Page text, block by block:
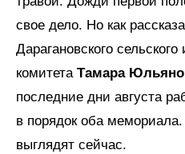
свое дело. Но как
Дарагановского
комитета Тамара
последние дни августа
в порядок оба
выглядят сейчас.